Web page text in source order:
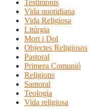
Testimonis
Vida quotidiana
Vida Religiosa
Litúrgia
Mort i Dol
Objectes Religiosos
Pastoral
Primera Comunió
Religions
Santoral
Teologia
Vida religiosa